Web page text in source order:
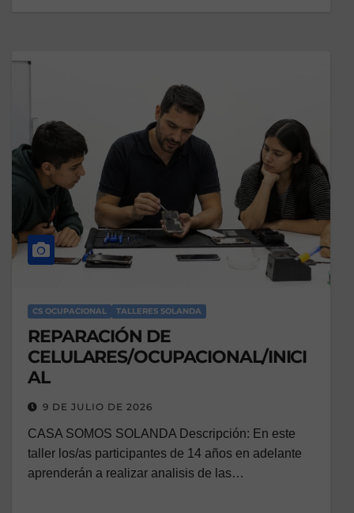
CS OCUPACIONAL TALLERES SOLANDA
REPARACIÓN DE
CELULARES/OCUPACIONAL/INICI
AL
9 DE JULIO DE 2026
CASA SOMOS SOLANDA Descripción: En este
taller los/as participantes de 14 años en adelante
aprenderán a realizar analisis de las…